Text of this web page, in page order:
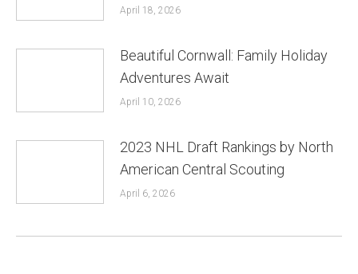
April 18, 2026
Beautiful Cornwall: Family Holiday
Adventures Await
April 10, 2026
2023 NHL Draft Rankings by North
American Central Scouting
April 6, 2026